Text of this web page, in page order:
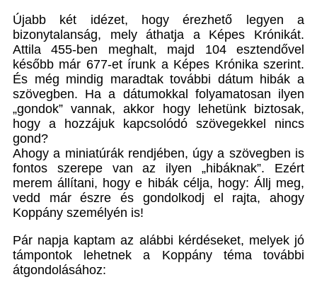
Újabb két idézet, hogy érezhető legyen a
bizonytalanság, mely áthatja a Képes Krónikát.
Attila 455-ben meghalt, majd 104 esztendővel
később már 677-et írunk a Képes Krónika szerint.
És még mindig maradtak további dátum hibák a
szövegben. Ha a dátumokkal folyamatosan ilyen
„gondok” vannak, akkor hogy lehetünk biztosak,
hogy a hozzájuk kapcsolódó szövegekkel nincs
gond?
Ahogy a miniatúrák rendjében, úgy a szövegben is
fontos szerepe van az ilyen „hibáknak”. Ezért
merem állítani, hogy e hibák célja, hogy: Állj meg,
vedd már észre és gondolkodj el rajta, ahogy
Koppány személyén is!
Pár napja kaptam az alábbi kérdéseket, melyek jó
támpontok lehetnek a Koppány téma további
átgondolásához: